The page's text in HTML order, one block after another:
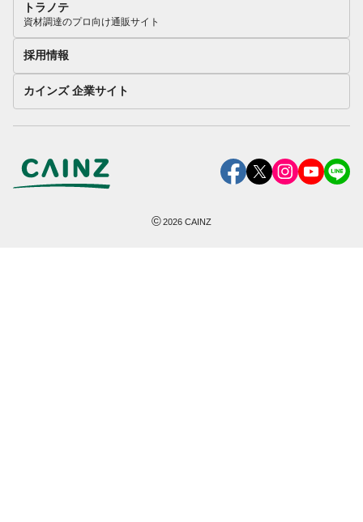
トラノテ
資材調達のプロ向け通販サイト
採用情報
カインズ 企業サイト
©2026 CAINZ